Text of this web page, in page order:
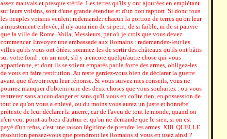
assez mauvais et presque stérile. Les terres qu'ils y ont ajoutées en empiétant
sur leurs voisins, sont d'une grande étendue et d'un bon rapport. Si donc tous
les peuples voisins veulent redemander chacun la portion de terres qu'on leur
a injustement enlevée, il n'y aura rien de si petit, de si faible, ni de si pauvre
que la ville de Rome. Voila, Messieurs, par où je crois que vous devez
commencer. Envoyez une ambassade aux Romains : redemandez-leur les
villes qu'ils vous ont ôtées: sommez-les de sortir des châteaux qu'ils ont bâtis
sur votre fond : en un mot, s'il y a encore quelqu'autre chose qui vous
appartienne, et dont ils se soient emparés par la force des armes, obligez-les
de vous en faire restitution. Au reste gardez-vous bien de déclarer la guerre
avant que d'avoir reçu leur réponse. Si vous suivez mes conseils, vous ne
pourrez manquer d'obtenir une des deux choses que vous souhaitez : ou vous
rentrerez sans aucun danger et sans qu'il vous en coûte rien, en possession de
tout ce qu'on vous a enlevé, ou du moins vous aurez un juste et honnête
prétexte de leur déclarer la guerre, car de l'aveu de tout le monde, quand on
n'en veut point au bien d'autrui et qu'on ne demande que le sien, si on est
payé d'un refus, c'est une raison légitime de prendre les armes. XIII. QUELLE
résolution pensez-vous que prendront les Romains si vous en usez ainsi ?